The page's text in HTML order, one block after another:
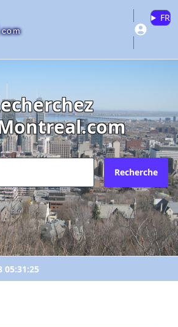
.com
FR
Recherche
05:31:25